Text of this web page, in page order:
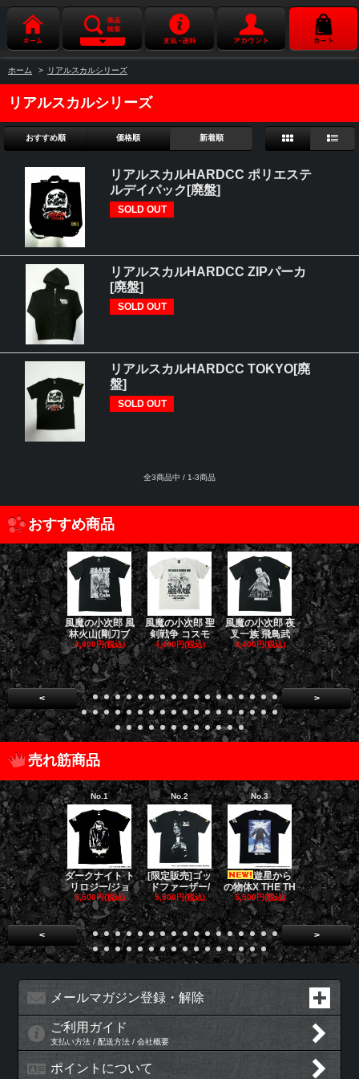
ホーム > リアルスカルシリーズ
リアルスカルシリーズ
おすすめ順 価格順 新着順
リアルスカルHARDCC ポリエステ
ルデイパック[廃盤]
SOLD OUT
リアルスカルHARDCC ZIPパーカ
[廃盤]
SOLD OUT
リアルスカルHARDCC TOKYO[廃
盤]
SOLD OUT
全3商品中 / 1-3商品
おすすめ商品
風魔の小次郎 風
林火山(剛刀ブ
4,400円(税込)
風魔の小次郎 聖
剣戦争 コスモ
4,400円(税込)
風魔の小次郎 夜
叉一族 飛鳥武
4,400円(税込)
風魔の小次
魔一族 竜
4,400円(税
< >
売れ筋商品
No.1
ダークナイト ト
リロジー/ジョ
5,500円(税込)
No.2
[限定販売]ゴッ
ドファーザー/
5,500円(税込)
No.3
遊星から
の物体X THE TH
5,500円(税込)
No.4
ゴー
バスターズ
E
5,500円(税
< >
メールマガジン登録・解除
ご利用ガイド
支払い方法 / 配送方法 / 会社概要
ポイントについて